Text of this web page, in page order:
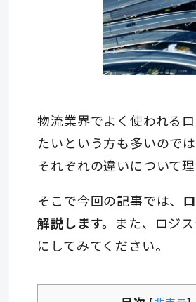
物流業界でよく使われる
たいという方も多いので
それぞれの違いについて
そこで今回の記事では、
解説します。 また、ロジ
にしてみてください。